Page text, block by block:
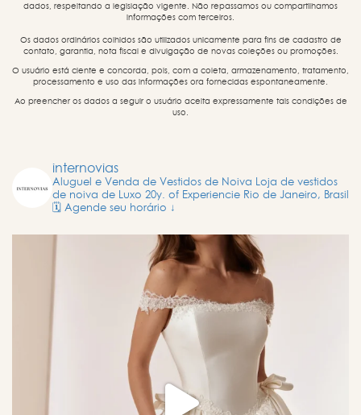
dados, respeitando a legislação vigente. Não repassamos ou compartilhamos
informações com terceiros.
Os dados ordinários colhidos são utilizados unicamente para fins de cadastro de
contato, garantia, nota fiscal e divulgação de novas coleções ou promoções.
O usuário está ciente e concorda, pois, com a coleta, armazenamento, tratamento,
processamento e uso das informações ora fornecidas espontaneamente.
Ao preencher os dados a seguir o usuário aceita expressamente tais condições de
uso.
internovias
Aluguel e Venda de Vestidos de Noiva Loja de vestidos
de noiva de Luxo 20y. of Experiencie Rio de Janeiro, Brasil
🗓️ Agende seu horário ↓